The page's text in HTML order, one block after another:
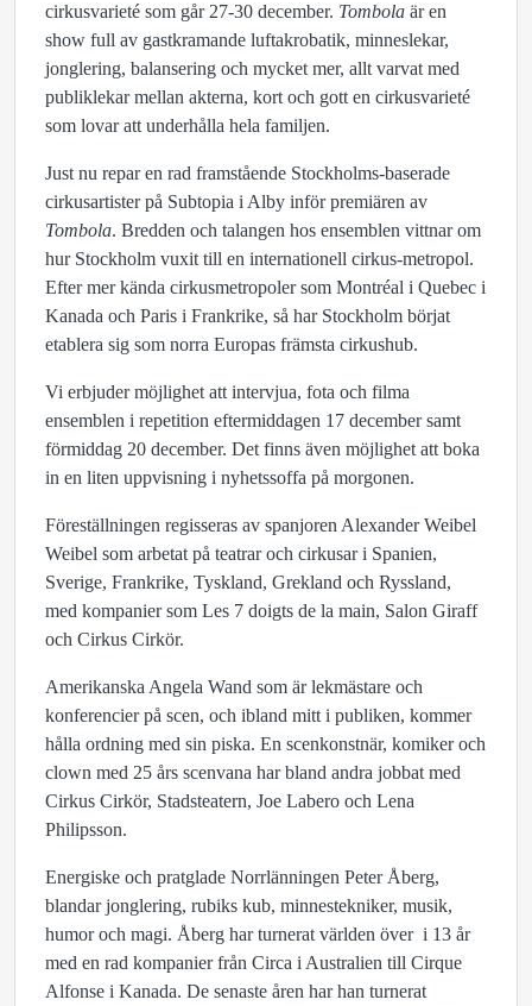
cirkusvarieté som går 27-30 december. Tombola är en
show full av gastkramande luftakrobatik, minneslekar,
jonglering, balansering och mycket mer, allt varvat med
publiklekar mellan akterna, kort och gott en cirkusvarieté
som lovar att underhålla hela familjen.
Just nu repar en rad framstående Stockholms-baserade
cirkusartister på Subtopia i Alby inför premiären av
Tombola. Bredden och talangen hos ensemblen vittnar om
hur Stockholm vuxit till en internationell cirkus-metropol.
Efter mer kända cirkusmetropoler som Montréal i Quebec i
Kanada och Paris i Frankrike, så har Stockholm börjat
etablera sig som norra Europas främsta cirkushub.
Vi erbjuder möjlighet att intervjua, fota och filma
ensemblen i repetition eftermiddagen 17 december samt
förmiddag 20 december. Det finns även möjlighet att boka
in en liten uppvisning i nyhetssoffa på morgonen.
Föreställningen regisseras av spanjoren Alexander Weibel
Weibel som arbetat på teatrar och cirkusar i Spanien,
Sverige, Frankrike, Tyskland, Grekland och Ryssland,
med kompanier som Les 7 doigts de la main, Salon Giraff
och Cirkus Cirkör.
Amerikanska Angela Wand som är lekmästare och
konferencier på scen, och ibland mitt i publiken, kommer
hålla ordning med sin piska. En scenkonstnär, komiker och
clown med 25 års scenvana har bland andra jobbat med
Cirkus Cirkör, Stadsteatern, Joe Labero och Lena
Philipsson.
Energiske och pratglade Norrlänningen Peter Åberg,
blandar jonglering, rubiks kub, minnestekniker, musik,
humor och magi. Åberg har turnerat världen över i 13 år
med en rad kompanier från Circa i Australien till Cirque
Alfonse i Kanada. De senaste åren har han turnerat